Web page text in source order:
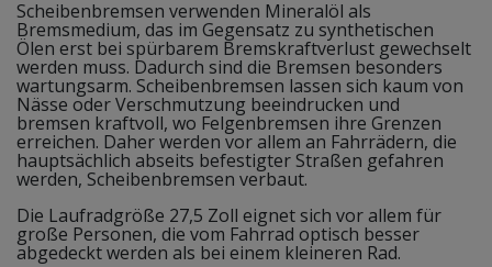
Scheibenbremsen verwenden Mineralöl als
Bremsmedium, das im Gegensatz zu synthetischen
Ölen erst bei spürbarem Bremskraftverlust gewechselt
werden muss. Dadurch sind die Bremsen besonders
wartungsarm. Scheibenbremsen lassen sich kaum von
Nässe oder Verschmutzung beeindrucken und
bremsen kraftvoll, wo Felgenbremsen ihre Grenzen
erreichen. Daher werden vor allem an Fahrrädern, die
hauptsächlich abseits befestigter Straßen gefahren
werden, Scheibenbremsen verbaut.
Die Laufradgröße 27,5 Zoll eignet sich vor allem für
große Personen, die vom Fahrrad optisch besser
abgedeckt werden als bei einem kleineren Rad.